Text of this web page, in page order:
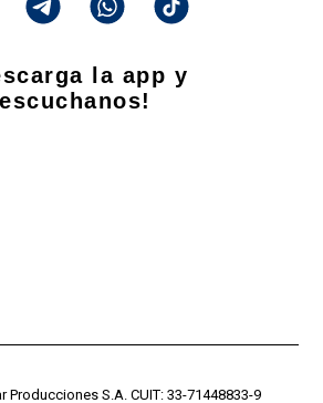
la app y
escuchanos!
Producciones S.A. CUIT: 33-71448833-9